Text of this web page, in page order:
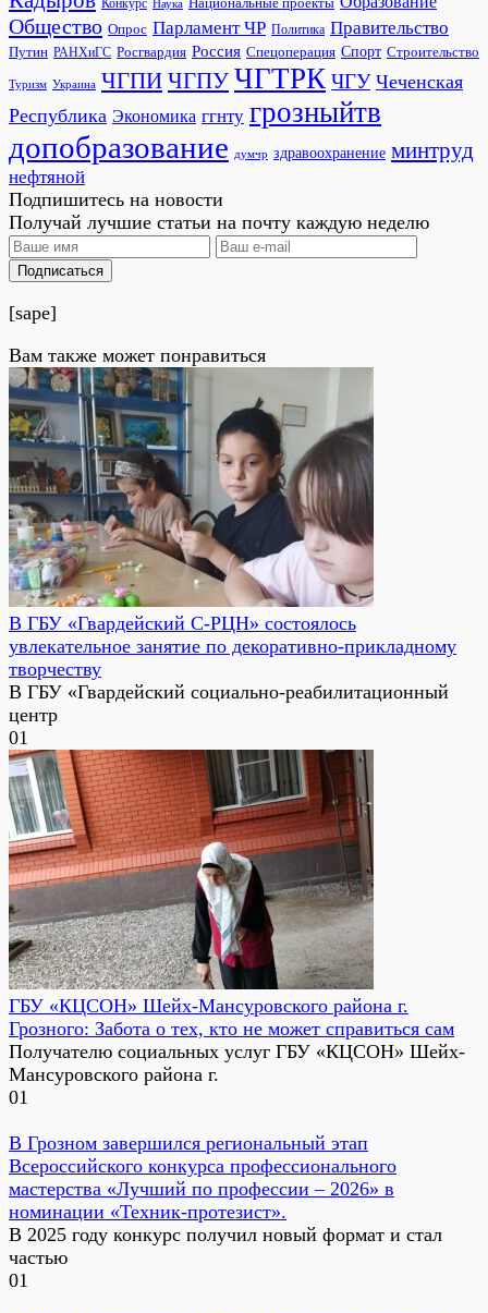
Конкурс Наука Национальные проекты
Общество Опрос Парламент ЧР Политика Правительство
Путин РАНХиГС Росгвардия Россия Спецоперация Спорт Строительство
Туризм Украина ЧГПИ ЧГПУ ЧГТРК ЧГУ Чеченская
Республика Экономика ггнту грозныйтв
допобразование думчр здравоохранение минтруд
нефтяной
Подпишитесь на новости
Получай лучшие статьи на почту каждую неделю
Подписаться
[sape]
Вам также может понравиться
В ГБУ «Гвардейский С-РЦН» состоялось
увлекательное занятие по декоративно-прикладному
творчеству
В ГБУ «Гвардейский социально-реабилитационный
центр
01
ГБУ «КЦСОН» Шейх-Мансуровского района г.
Грозного: Забота о тех, кто не может справиться сам
Получателю социальных услуг ГБУ «КЦСОН» Шейх-
Мансуровского района г.
01
В Грозном завершился региональный этап
Всероссийского конкурса профессионального
мастерства «Лучший по профессии – 2026» в
номинации «Техник-протезист».
В 2025 году конкурс получил новый формат и стал
частью
01